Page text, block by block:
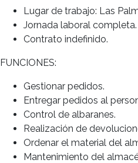
Lugar de trabajo: Las
Jornada laboral completa.
Contrato indefinido.
FUNCIONES:
Gestionar pedidos.
Entregar pedidos al
Control de albaranes.
Realización de
Ordenar el material del
Mantenimiento del